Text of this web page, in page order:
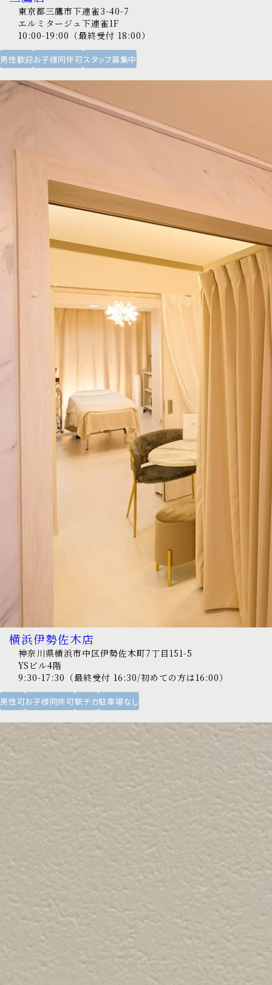
東京都三鷹市下連雀3-40-7
エルミタージュ下連雀1F
10:00-19:00（最終受付 18:00）
男性歓迎お子様同伴可スタッフ募集中
横浜伊勢佐木店
神奈川県横浜市中区伊勢佐木町7丁目151-5
YSビル4階
9:30-17:30（最終受付 16:30/初めての方は16:00）
男性可お子様同伴可駅チカ駐車場なし